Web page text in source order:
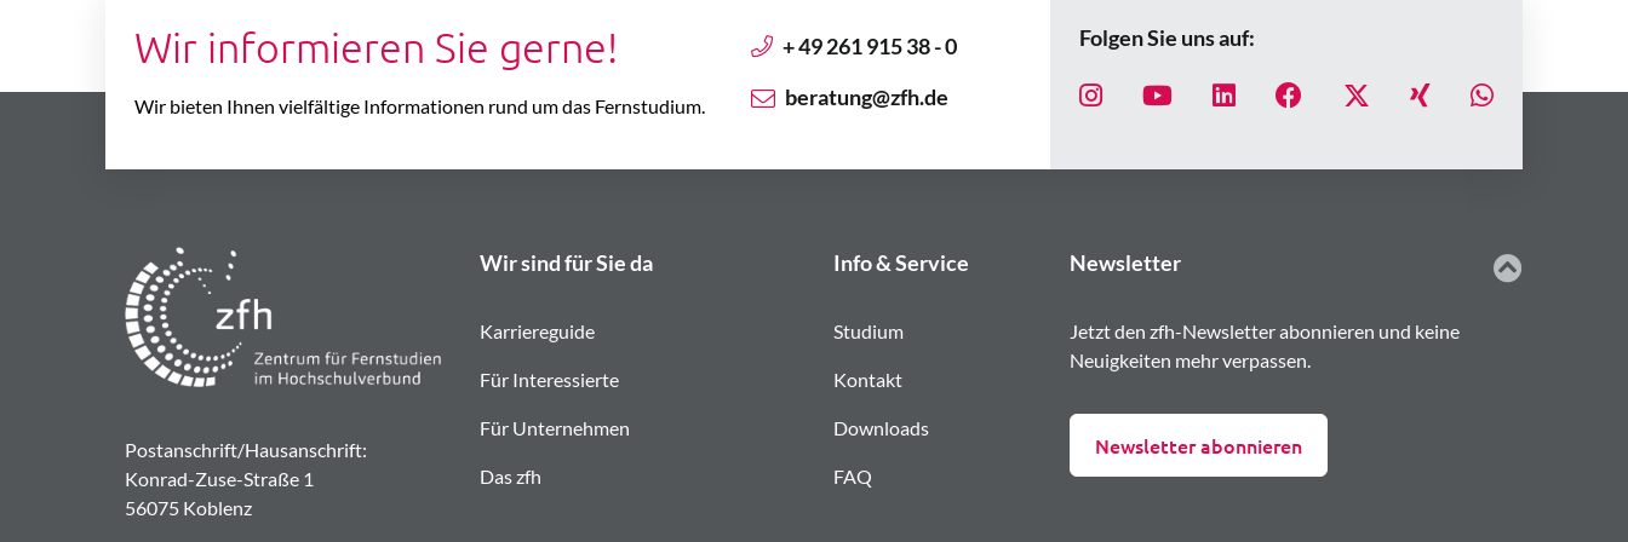
Wir informieren Sie gerne!
Wir bieten Ihnen vielfältige Informationen rund um das Fernstudium.
+ 49 261 915 38 - 0
beratung@zfh.de
Folgen Sie uns auf:
Postanschrift/Hausanschrift:
Konrad-Zuse-Straße 1
56075 Koblenz
Wir sind für Sie da
Karriereguide
Für Interessierte
Für Unternehmen
Das zfh
Info & Service
Studium
Kontakt
Downloads
FAQ
Newsletter
Jetzt den zfh-Newsletter abonnieren und keine
Neuigkeiten mehr verpassen.
Newsletter abonnieren